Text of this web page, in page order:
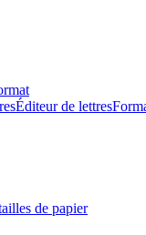
Éditeur de lettres
de papier